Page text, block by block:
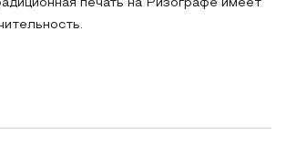
печать на Ризографе имеет